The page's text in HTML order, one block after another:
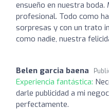
ensueño en nuestra
profesional. Todo como
sorpresas y con un trato
como nadie, nuestra
Belen garcia baena
Experiencia fantástica:
darle publicidad a mi
perfectamente.